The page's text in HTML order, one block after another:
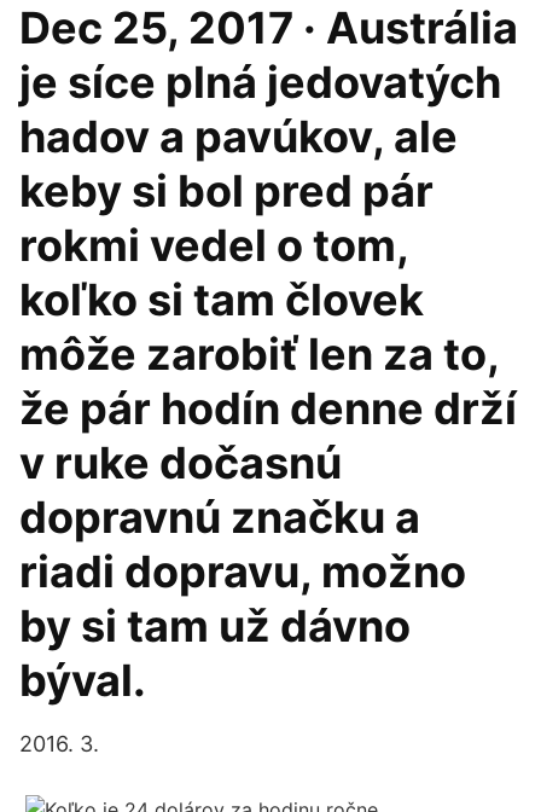
Dec 25, 2017 · Austrália
je síce plná jedovatých
hadov a pavúkov, ale
keby si bol pred pár
rokmi vedel o tom,
koľko si tam človek
môže zarobiť len za to,
že pár hodín denne drží
v ruke dočasnú
dopravnú značku a
riadi dopravu, možno
by si tam už dávno
býval.
2016. 3.